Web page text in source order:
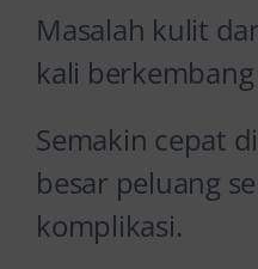
Masalah kulit
kali
Semakin cepat
besar peluang
komplikasi.